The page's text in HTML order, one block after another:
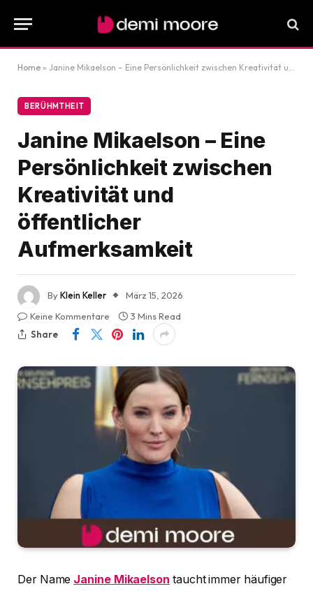
Home » Janine Mikaelson – Eine Persönlichkeit zwischen Kreativität und öffentlicher Aufmerksamkeit
BERÜHMTHEIT
Janine Mikaelson – Eine
Persönlichkeit zwischen
Kreativität und
öffentlicher
Aufmerksamkeit
ByKlein Keller
März 15, 2026
Keine Kommentare
3 Mins Read
Share
Der Name Janine Mikaelson taucht immer häufiger